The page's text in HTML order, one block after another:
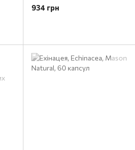
капсул
934 грн